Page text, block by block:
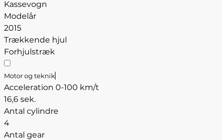
Kassevogn
Modelår
2015
Trækkende hjul
Forhjulstræk
Motor og teknik
Acceleration 0-100 km/t
16,6 sek.
Antal cylindre
4
Antal gear